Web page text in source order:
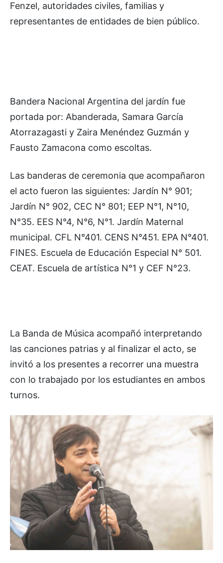
Fenzel, autoridades civiles, familias y
representantes de entidades de bien público.
Bandera Nacional Argentina del jardín fue
portada por: Abanderada, Samara García
Atorrazagasti y Zaira Menéndez Guzmán y
Fausto Zamacona como escoltas.
Las banderas de ceremonia que acompañaron
el acto fueron las siguientes: Jardín N° 901;
Jardín N° 902, CEC N° 801; EEP N°1, N°10,
N°35. EES N°4, N°6, N°1. Jardín Maternal
municipal. CFL N°401. CENS N°451. EPA N°401.
FINES. Escuela de Educación Especial N° 501.
CEAT. Escuela de artística N°1 y CEF N°23.
La Banda de Música acompañó interpretando
las canciones patrias y al finalizar el acto, se
invitó a los presentes a recorrer una muestra
con lo trabajado por los estudiantes en ambos
turnos.